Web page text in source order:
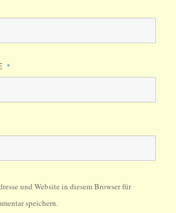
*
und Website in diesem Browser für
speichern.